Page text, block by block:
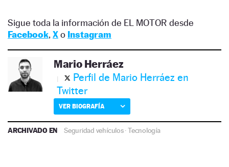
Sigue toda la información de EL MOTOR desde
Facebook, Xo Instagram
Mario Herráez
Perfil de Mario Herráez en
Twitter
VER BIOGRAFÍA
ARCHIVADO EN Seguridad vehículos·Tecnología